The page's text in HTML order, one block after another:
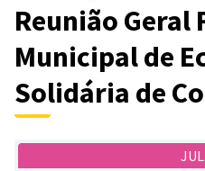
Reunião Geral
Municipal de
Solidária de